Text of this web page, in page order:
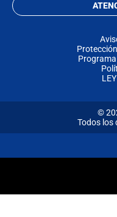
Programa
©
Todos los